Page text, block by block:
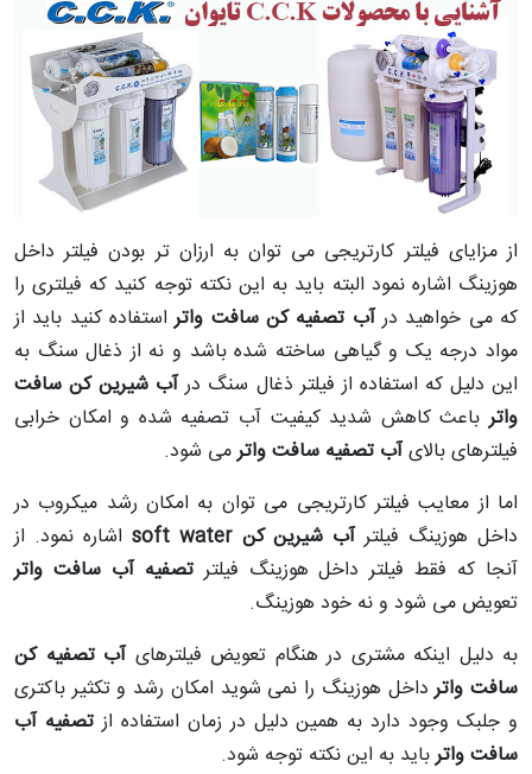
از مزایای فیلتر کارتریجی می توان به ارزان تر بودن فیلتر داخل
هوزینگ اشاره نمود البته باید به این نکته توجه کنید که فیلتری را
که می خواهید درآب تصفیه کن سافت واتراستفاده کنید باید از
مواد درجه یک و گیاهی ساخته شده باشد و نه از ذغال سنگ به
این دلیل که استفاده از فیلتر ذغال سنگ درآب شیرین کن سافت
واترباعث کاهش شدید کیفیت آب تصفیه شده و امکان خرابی
فیلترهای بالایآب تصفیه سافت واترمی شود.
اما از معایب فیلتر کارتریجی می توان به امکان رشد میکروب در
داخل هوزینگ فیلترآب شیرین کن soft water
اشاره نمود. از
آنجا که فقط فیلتر داخل هوزینگ فیلترتصفیه آب سافت واتر
تعویض می شود و نه خود هوزینگ.
به دلیل اینکه مشتری در هنگام تعویض فیلترهایآب تصفیه کن
سافت واترداخل هوزینگ را نمی شوید امکان رشد و تکثیر باکتری
و جلبک وجود دارد به همین دلیل در زمان استفاده ازتصفیه آب
سافت واترباید به این نکته توجه شود.